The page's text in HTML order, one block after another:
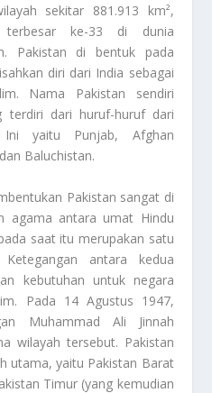
sekitar 881.913 km²,
terbesar ke-33 di dunia
Pakistan di bentuk pada
diri dari India sebagai
Nama Pakistan sendiri
terdiri dari huruf-huruf dari
Ini yaitu Punjab, Afghan
Baluchistan.
Pakistan sangat di
agama antara umat Hindu
saat itu merupakan satu
antara kedua
kebutuhan untuk negara
Pada 14 Agustus 1947,
Muhammad Ali Jinnah
wilayah tersebut. Pakistan
utama, yaitu Pakistan Barat
Timur (yang kemudian